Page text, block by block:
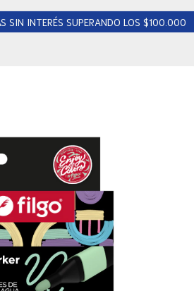
SIN INTERÉS SUPERANDO LOS $100.000